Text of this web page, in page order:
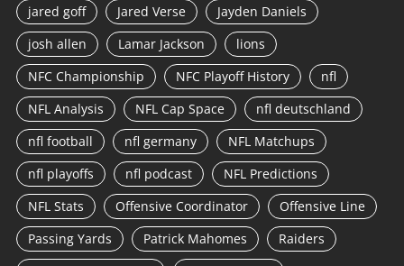
jared goff
Jared Verse
Jayden Daniels
josh allen
Lamar Jackson
lions
NFC Championship
NFC Playoff History
nfl
NFL Analysis
NFL Cap Space
nfl deutschland
nfl football
nfl germany
NFL Matchups
nfl playoffs
nfl podcast
NFL Predictions
NFL Stats
Offensive Coordinator
Offensive Line
Passing Yards
Patrick Mahomes
Raiders